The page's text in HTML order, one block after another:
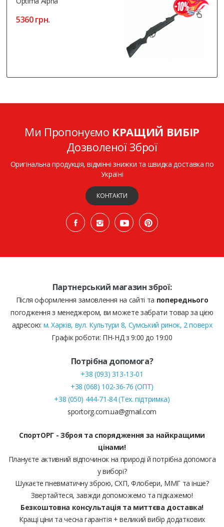
5360 грн.
Ми Пропонуємо КРАЩИЙ ВИБІР
Дозволеної Зброї
Оригінальна продукція, відмінні знижки та швидка доставка по
Україні
КОНТАКТИ
Партнерський магазин зброї:
Після оформлення замовлення на сайті та попереднього
погодження з менеджером, ви можете забрати товар за цією
адресою: м. Харків, вул. Культури 8, Сумський ринок, 2 поверх
Графік роботи: ПН-НД з 9:00 до 19:00
Потрібна допомога?
+38 (093) 313-13-01
+38 (068) 102-36-76 (ОПТ)
+38 (050) 444-71-84 (Тех. підтримка)
sportorg.com.ua@gmail.com
СпортОРГ - Зброя та спорядження за найкращими
цінами!
Плануєте активний відпочинок на природі й потрібна допомога
у виборі?
Шукаєте пневматичну зброю, СХП, Флобери, ММГ та інше?
Звертайтеся, завжди допоможемо та підкажемо!
Безкоштовна консультація та миттєва доставка!
Кращі ціни та чесна гарантія + великий вибір додаткових